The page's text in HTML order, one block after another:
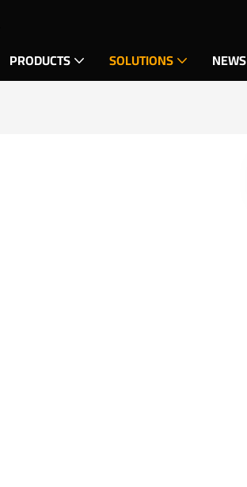
PRODUCTS SOLUTIONS NEWS